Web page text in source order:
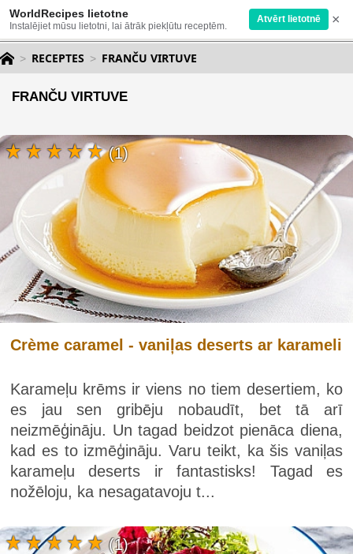
WorldRecipes lietotne
Instalējiet mūsu lietotni, lai ātrāk piekļūtu receptēm.
Atvērt lietotnē ×
RECEPTES FRANČU VIRTUVE
FRANČU VIRTUVE
Crème caramel - vaniļas deserts ar karameli
Karameļu krēms ir viens no tiem desertiem, ko
es jau sen gribēju nobaudīt, bet tā arī
neizmēģināju. Un tagad beidzot pienāca diena,
kad es to izmēģināju. Varu teikt, ka šis vaniļas
karameļu deserts ir fantastisks! Tagad es
nožēloju, ka nesagatavoju t...
(1)
(1)